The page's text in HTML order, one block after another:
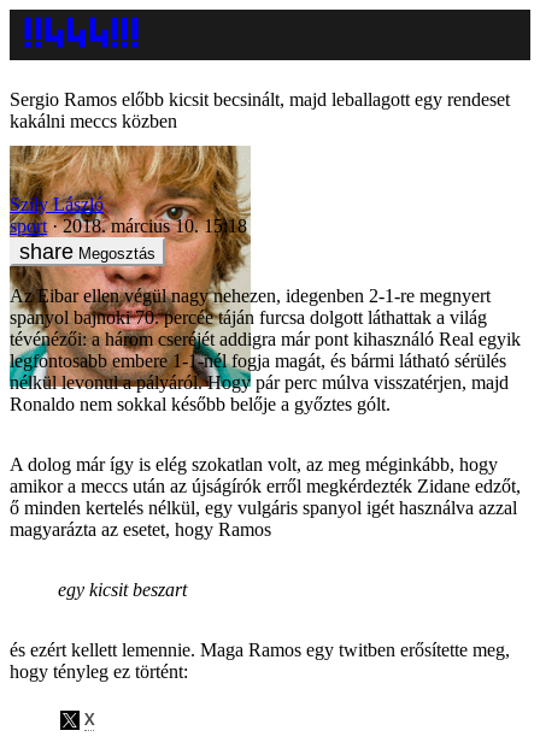
Sergio Ramos előbb kicsit becsinált, majd leballagott egy rendeset
kakálni meccs közben
Szily László
sport
2018. március 10. 15:18
Megosztás
Az Eibar ellen végül nagy nehezen, idegenben 2-1-re megnyert
spanyol bajnoki 70. percée táján furcsa dolgott láthattak a világ
tévénézői: a három cseréjét addigra már pont kihasználó Real egyik
legfontosabb embere 1-1-nél fogja magát, és bármi látható sérülés
nélkül levonul a pályáról. Hogy pár perc múlva visszatérjen, majd
Ronaldo nem sokkal később belője a győztes gólt.
A dolog már így is elég szokatlan volt, az meg méginkább, hogy
amikor a meccs után az újságírók erről megkérdezték Zidane edzőt,
ő minden kertelés nélkül, egy vulgáris spanyol igét használva azzal
magyarázta az esetet, hogy Ramos
egy kicsit beszart
és ezért kellett lemennie. Maga Ramos egy twitben erősítette meg,
hogy tényleg ez történt: